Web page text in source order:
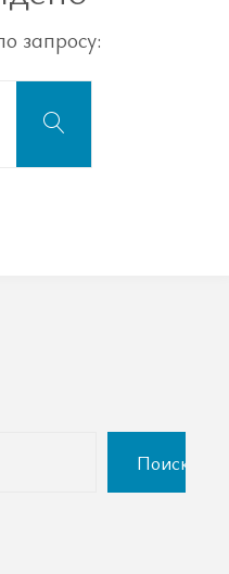
запросу:
Поиск
Поиск